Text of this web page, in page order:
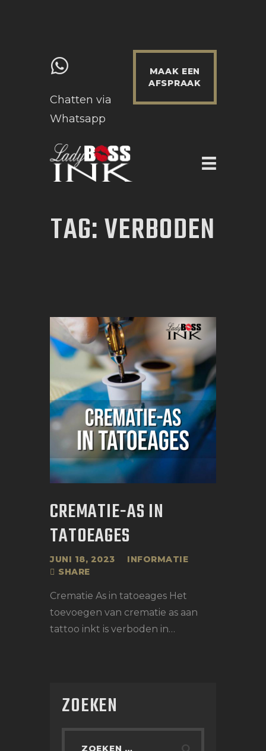
Chatten via
Whatsapp
MAAK EEN
AFSPRAAK
TAG: VERBODEN
WERKWIJZE & INFO
PRIJZEN
NIEUWS
CREMATIE-AS IN
TATOEAGES
JUNI 18, 2023
INFORMATIE
SHARE
Crematie As in tatoeages Het
toevoegen van crematie as aan
tattoo inkt is verboden in…
ZOEKEN